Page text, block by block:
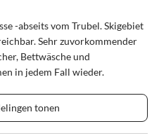
-abseits vom Trubel. Skigebiet
Sehr zuvorkommender
Bettwäsche und
in jedem Fall wieder.
tonen